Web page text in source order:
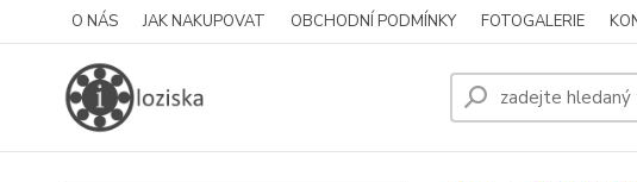
O NÁS JAK NAKUPOVAT OBCHODNÍ PODMÍNKY FOTOGALERIE